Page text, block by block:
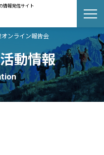
情報発信サイト
ンライン報告会
動情報